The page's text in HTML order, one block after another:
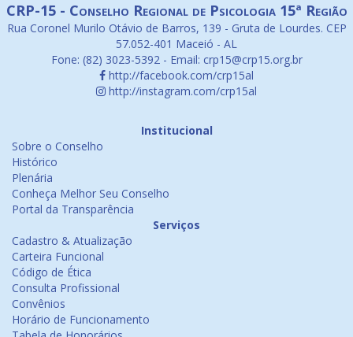
CRP-15 - Conselho Regional de Psicologia 15ª Região
Rua Coronel Murilo Otávio de Barros, 139 - Gruta de Lourdes. CEP
57.052-401 Maceió - AL
Fone: (82) 3023-5392 - Email: crp15@crp15.org.br
http://facebook.com/crp15al
http://instagram.com/crp15al
Institucional
Sobre o Conselho
Histórico
Plenária
Conheça Melhor Seu Conselho
Portal da Transparência
Serviços
Cadastro & Atualização
Carteira Funcional
Código de Ética
Consulta Profissional
Convênios
Horário de Funcionamento